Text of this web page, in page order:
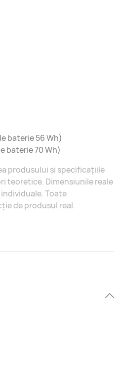
baterie 56 Wh)
baterie 70 Wh)
produsului și specificațiile
teoretice. Dimensiunile reale
Toate
de produsul real.